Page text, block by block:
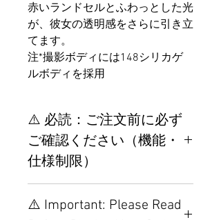
赤いランドセルとふわっとした光
が、彼女の透明感をさらに引き立
てます。
注*撮影ボディには148シリカゲ
ルボディを採用
⚠️ 必読：ご注文前に必ず
ご確認ください（機能・
仕様制限）
置制限について
⚠️ Important: Please Read